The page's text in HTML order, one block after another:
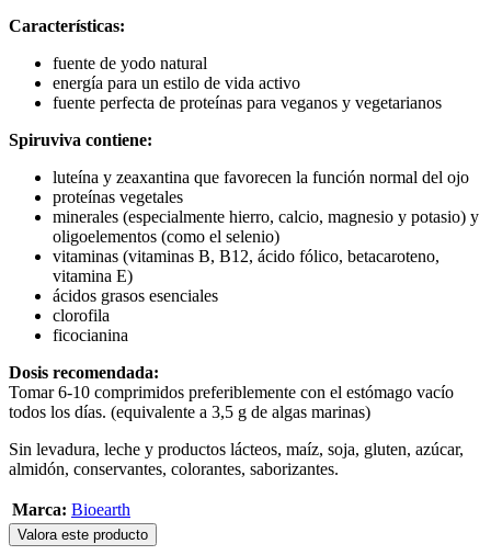
Características:
fuente de yodo natural
energía para un estilo de vida activo
fuente perfecta de proteínas para veganos y vegetarianos
Spiruviva contiene:
luteína y zeaxantina que favorecen la función normal del ojo
proteínas vegetales
minerales (especialmente hierro, calcio, magnesio y potasio) y
oligoelementos (como el selenio)
vitaminas (vitaminas B, B12, ácido fólico, betacaroteno,
vitamina E)
ácidos grasos esenciales
clorofila
ficocianina
Dosis recomendada:
Tomar 6-10 comprimidos preferiblemente con el estómago vacío
todos los días. (equivalente a 3,5 g de algas marinas)
Sin levadura, leche y productos lácteos, maíz, soja, gluten, azúcar,
almidón, conservantes, colorantes, saborizantes.
Marca: Bioearth
Valora este producto